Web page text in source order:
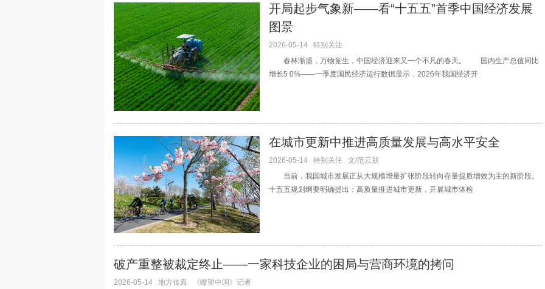
开局起步气象新——看“十五五”首季中国经济发展
图景
2026-05-14
特别关注
春林渐盛，万物竞生，中国经济迎来又一个不凡的春天。 国内生产总值同比
增长5 0%——一季度国民经济运行数据显示，2026年我国经济开
在城市更新中推进高质量发展与高水平安全
2026-05-14 特别关注
文/范云朋
当前，我国城市发展正从大规模增量扩张阶段转向存量提质增效为主的新阶段。
十五五规划纲要明确提出：高质量推进城市更新，开展城市体检
破产重整被裁定终止——一家科技企业的困局与营商环境的拷问
2026-05-14 地方传真
《瞭望中国》记者